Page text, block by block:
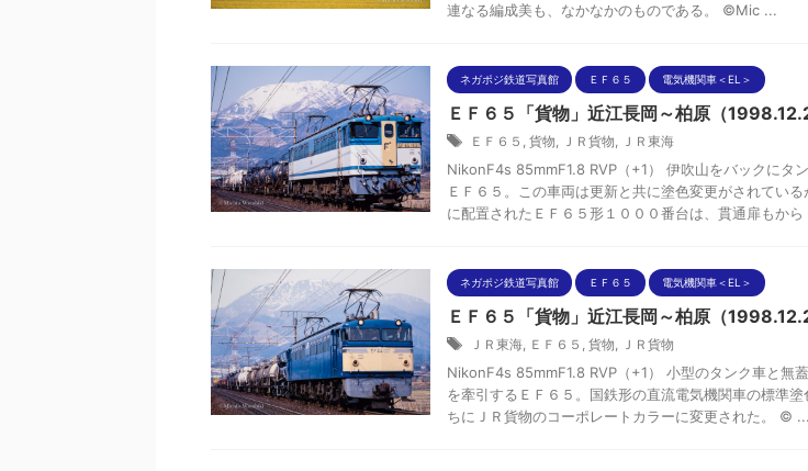
連なる編成美も、なかなかのものである。 ©Mic ...
ネガポジ鉄道写真館 ＥＦ６５ 電気機関車＜EL＞
ＥＦ６５「貨物」近江長岡～柏原（
ＥＦ６５ , 貨物, ＪＲ貨物, ＪＲ東海
NikonF4s 85mmF1.8 RVP（+1） 伊吹山をバックにタ
ＥＦ６５。この車両は更新と共に塗色変更がされてい
に配置されたＥＦ６５形１０００番台は、貫通扉もから
ネガポジ鉄道写真館 ＥＦ６５ 電気機関車＜EL＞
ＥＦ６５「貨物」近江長岡～柏原（
ＪＲ東海, ＥＦ６５ , 貨物, ＪＲ貨物
NikonF4s 85mmF1.8 RVP（+1） 小型のタンク車と無
を牽引するＥＦ６５。国鉄形の直流電気機関車の標準
ちにＪＲ貨物のコーポレートカラーに変更された。 © ...